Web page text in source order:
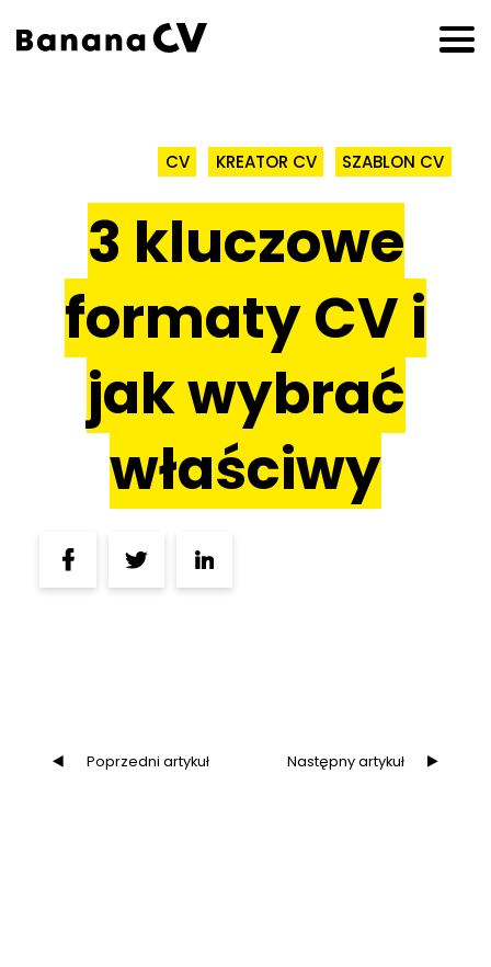
CV KREATOR CV SZABLON CV
3 kluczowe
formaty CV i
jak wybrać
właściwy
Poprzedni artykuł Następny artykuł